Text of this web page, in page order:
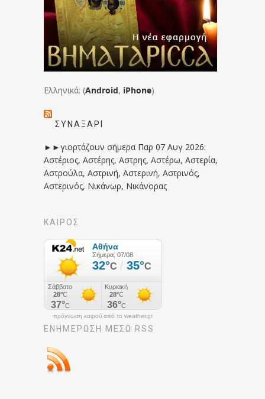
Ελληνικά: (Android, iPhone)
ΣΥΝΑΞΆΡΙ
►►γιορτάζουν σήμερα Παρ 07 Αυγ 2026:
Αστέριος, Αστέρης, Αστρης, Αστέρω, Αστερία,
Αστρούλα, Αστρινή, Αστερινή, Αστρινός,
Αστερινός, Νικάνωρ, Νικάνορας
ΚΑΙΡΟΣ
πρόγνωση καιρού από το weather.gr
ΕΝΗΜΈΡΩΣΉ ΜΕΣΩ RSS